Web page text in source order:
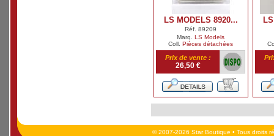
LS MODELS 8920...
Réf. 89209
Marq. LS Models
Coll. Pièces détachées
Prix de vente :
26,50 €
© 2007-2026 Star Boutique • Tous droits